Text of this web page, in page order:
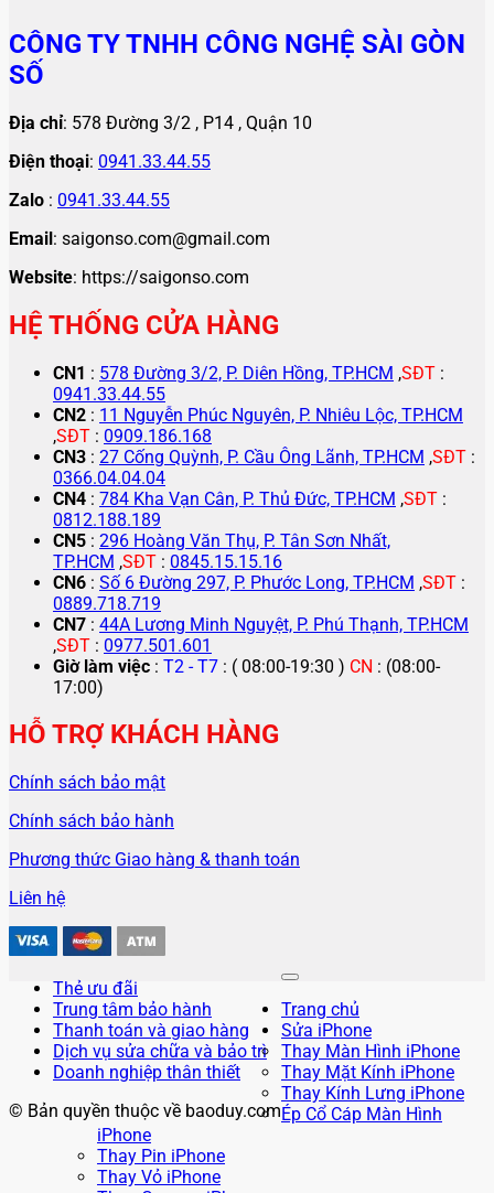
CÔNG TY TNHH CÔNG NGHỆ SÀI GÒN
SỐ
Địa chỉ: 578 Đường 3/2 , P14 , Quận 10
Điện thoại: 0941.33.44.55
Zalo : 0941.33.44.55
Email: saigonso.com@gmail.com
Website: https://saigonso.com
HỆ THỐNG CỬA HÀNG
CN1 : 578 Đường 3/2, P. Diên Hồng, TP.HCM ,SĐT :
0941.33.44.55
CN2 : 11 Nguyễn Phúc Nguyên, P. Nhiêu Lộc, TP.HCM
,SĐT : 0909.186.168
CN3 : 27 Cống Quỳnh, P. Cầu Ông Lãnh, TP.HCM ,SĐT :
0366.04.04.04
CN4 : 784 Kha Vạn Cân, P. Thủ Đức, TP.HCM ,SĐT :
0812.188.189
CN5 : 296 Hoàng Văn Thụ, P. Tân Sơn Nhất,
TP.HCM ,SĐT : 0845.15.15.16
CN6 : Số 6 Đường 297, P. Phước Long, TP.HCM ,SĐT :
0889.718.719
CN7 : 44A Lương Minh Nguyệt, P. Phú Thạnh, TP.HCM
,SĐT : 0977.501.601
Giờ làm việc : T2 - T7 : ( 08:00-19:30 ) CN : (08:00-
17:00)
HỖ TRỢ KHÁCH HÀNG
Chính sách bảo mật
Chính sách bảo hành
Phương thức Giao hàng & thanh toán
Liên hệ
Thẻ ưu đãi
Trung tâm bảo hành
Thanh toán và giao hàng
Dịch vụ sửa chữa và bảo trì
Doanh nghiệp thân thiết
© Bản quyền thuộc về baoduy.com
Trang chủ
Sửa iPhone
Thay Màn Hình iPhone
Thay Mặt Kính iPhone
Thay Kính Lưng iPhone
Ép Cổ Cáp Màn Hình
iPhone
Thay Pin iPhone
Thay Vỏ iPhone